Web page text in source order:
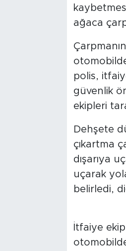
ağaca
polis,
güvenlik
ekipleri
Dehşete
çıkartma
dışarıya
uçarak
belirledi,
İtfaiye